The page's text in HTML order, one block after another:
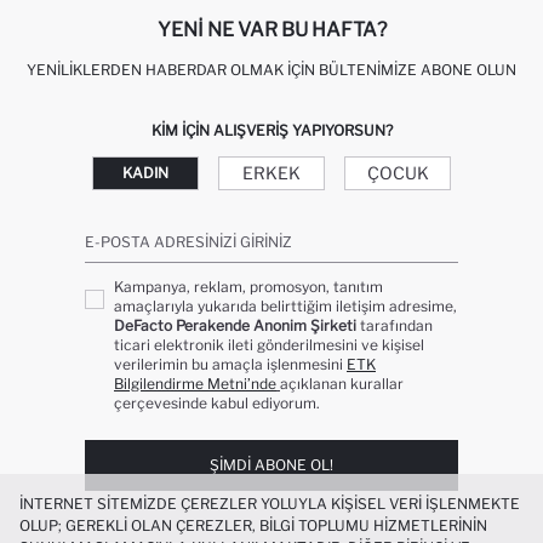
YENI NE VAR BU HAFTA?
YENILIKLERDEN HABERDAR OLMAK İÇIN BÜLTENIMIZE ABONE OLUN
KIM IÇIN ALIŞVERIŞ YAPIYORSUN?
KADIN ERKEK ÇOCUK
E-POSTA ADRESINIZI GIRINIZ
Kampanya, reklam, promosyon, tanıtım
amaçlarıyla yukarıda belirttiğim iletişim adresime,
DeFacto Perakende Anonim Şirketi tarafından
ticari elektronik ileti gönderilmesini ve kişisel
verilerimin bu amaçla işlenmesini ETK
Bilgilendirme Metni’nde açıklanan kurallar
çerçevesinde kabul ediyorum.
ŞIMDI ABONE OL!
İNTERNET SITEMIZDE ÇEREZLER YOLUYLA KIŞISEL VERI IŞLENMEKTE
OLUP; GEREKLI OLAN ÇEREZLER, BILGI TOPLUMU HIZMETLERININ